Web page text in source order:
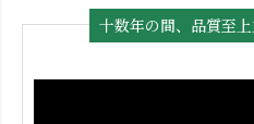
十数年の間、品質至